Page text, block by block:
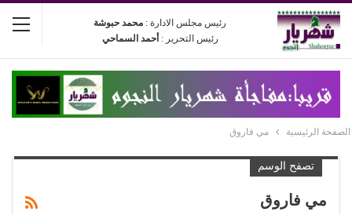
رئيس مجلس الادارة : محمد حبوشة
رئيس التحرير : أحمد السماحي
الصفحة الرئيسية مي فاروق
تصفح الوسم
مي فاروق